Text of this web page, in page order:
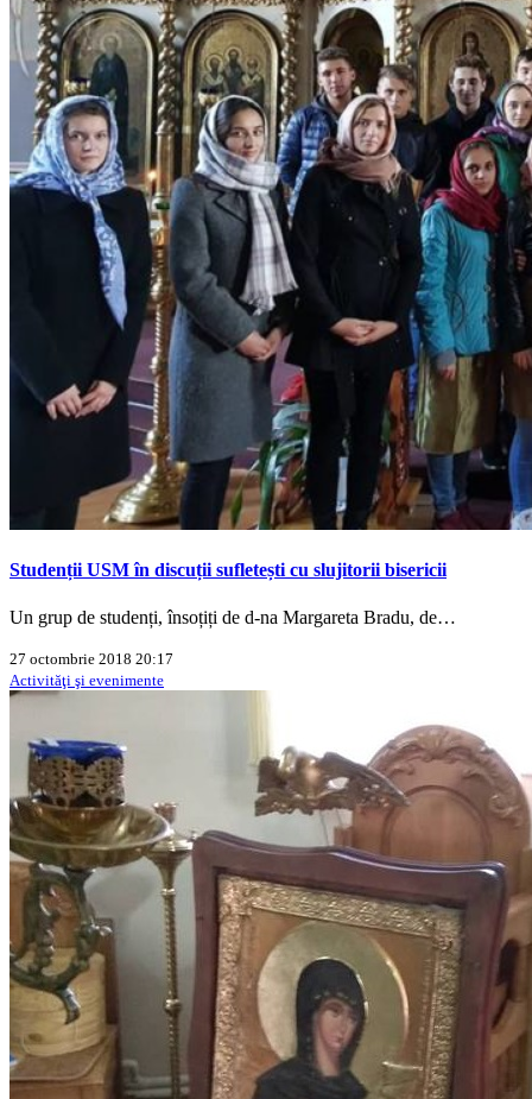
Studenții USM în discuții sufletești cu slujitorii bisericii
Un grup de studenți, însoțiți de d-na Margareta Bradu, de…
27 octombrie 2018 20:17
Activităţi şi evenimente